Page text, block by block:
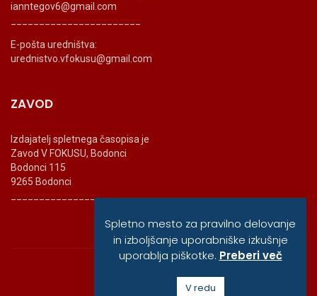
ianntegov6@gmail.com
E-pošta uredništva:
urednistvo.vfokusu@gmail.com
ZAVOD
Izdajatelj spletnega časopisa je
Zavod V FOKUSU, Bodonci
Bodonci 115
9265 Bodonci
_______________________
© vfokusu, 2020
Spletno mesto za pravilno delovanje
in izboljšanje uporabniške izkušnje
uporablja piškotke. Preberi več
V redu